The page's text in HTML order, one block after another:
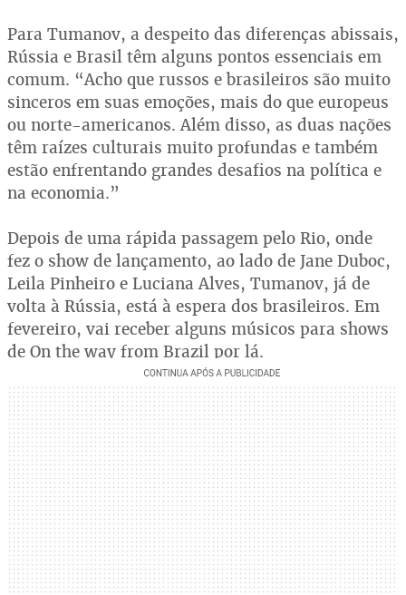
Para Tumanov, a despeito das diferenças abissais,
Rússia e Brasil têm alguns pontos essenciais em
comum. “Acho que russos e brasileiros são muito
sinceros em suas emoções, mais do que europeus
ou norte-americanos. Além disso, as duas nações
têm raízes culturais muito profundas e também
estão enfrentando grandes desafios na política e
na economia.”
Depois de uma rápida passagem pelo Rio, onde
fez o show de lançamento, ao lado de Jane Duboc,
Leila Pinheiro e Luciana Alves, Tumanov, já de
volta à Rússia, está à espera dos brasileiros. Em
fevereiro, vai receber alguns músicos para shows
de On the way from Brazil por lá.